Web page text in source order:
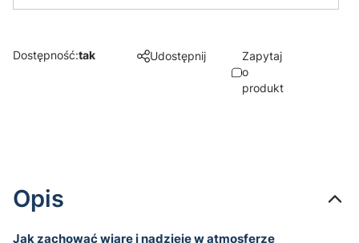
Dostępność:tak Udostępnij
Zapytaj
o
produkt
Opis
Jak zachować wiarę i nadzieję w atmosferze